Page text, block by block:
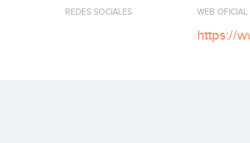
REDES SOCIALES WEB OFICIAL
https://